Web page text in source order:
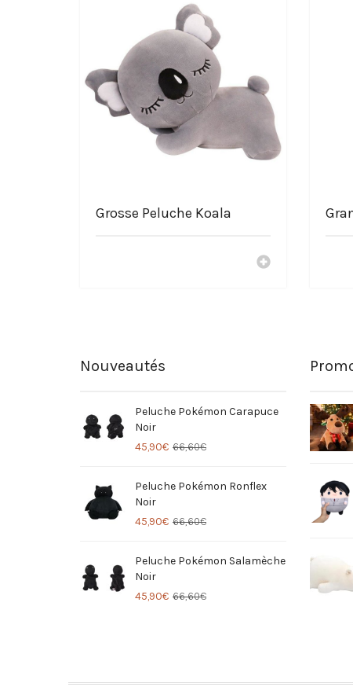
Peluche représenté : Roronoa Zoro
Grandement douce
Matière de la peluche : coton
Lavage à la main conseillé ou machine à 30°C
Choisir le shop La-
Service Français
Livraison offerte
Grosse Peluche Koala
Nouveautés
Peluche Pokémon Carapuce
Noir
66,60€
45,90€
Peluche Pokémon Ronflex
Noir
66,60€
45,90€
Peluche Pokémon Salamèche
Noir
66,60€
45,90€